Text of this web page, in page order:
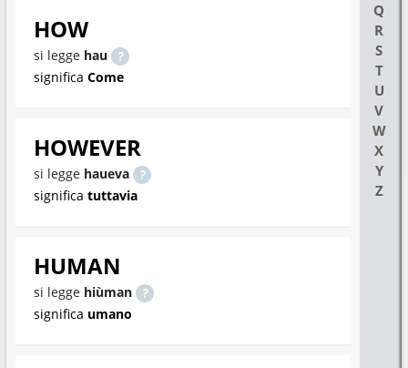
Q
R
S
T
U
V
W
X
Y
Z
HOW
si legge hau
significa Come
HOWEVER
si legge haueva
significa tuttavia
HUMAN
si legge hiùman
significa umano